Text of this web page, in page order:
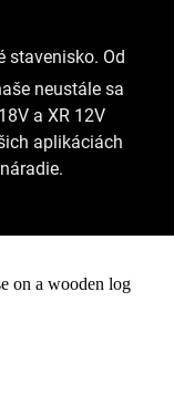
stavenisko. Od
neustále sa
a XR 12V
aplikáciách